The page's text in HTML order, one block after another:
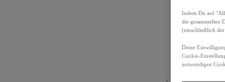
Indem Du auf
die gesammelten
(einschließlich
Deine
Cookie-
notwendigen